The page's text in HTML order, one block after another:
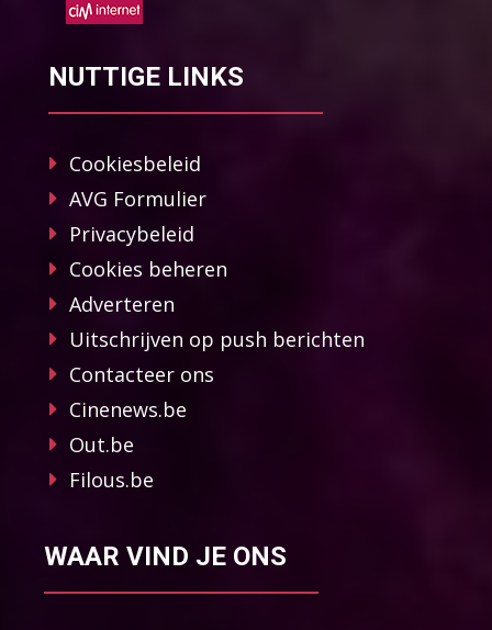
NUTTIGE LINKS
Cookiesbeleid
AVG Formulier
Privacybeleid
Cookies beheren
Adverteren
Uitschrijven op push berichten
Contacteer ons
Cinenews.be
Out.be
Filous.be
WAAR VIND JE ONS